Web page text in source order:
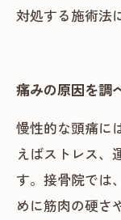
対処する施術法
痛みの原因を調
慢性的な頭痛に
えばストレス、
す。接骨院では
めに筋肉の硬さ